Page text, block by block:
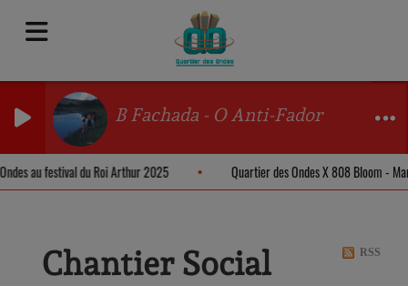
B Fachada - O Anti-Fador
au festival du Roi Arthur 2025 Quartier des Ondes X 808 Bloom -
Chantier Social RSS